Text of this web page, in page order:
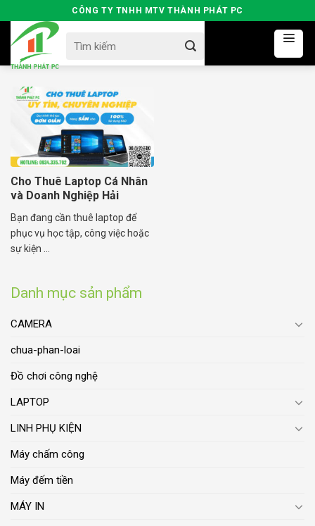
to
content
CÔNG TY TNHH MTV THÀNH PHÁT PC
for:
Danh mục sản phẩm
CAMERA
chua-phan-loai
Đồ chơi công nghệ
LAPTOP
LINH PHỤ KIỆN
Máy chấm công
Máy đếm tiền
MÁY IN
Cho Thuê Laptop Cá Nhân
và Doanh Nghiệp Hải
Bạn đang cần thuê laptop để
phục vụ học tập, công việc hoặc
sự kiện ...